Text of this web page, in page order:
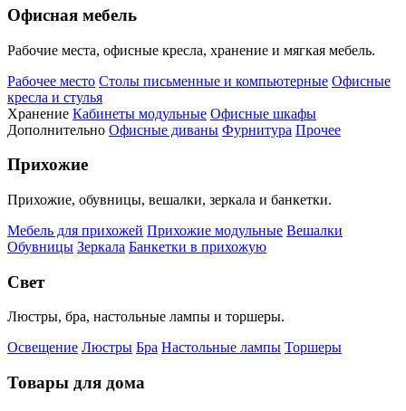
Офисная мебель
Рабочие места, офисные кресла, хранение и мягкая мебель.
Рабочее место Столы письменные и компьютерные Офисные
кресла и стулья
Хранение Кабинеты модульные Офисные шкафы
Дополнительно Офисные диваны Фурнитура Прочее
Прихожие
Прихожие, обувницы, вешалки, зеркала и банкетки.
Мебель для прихожей Прихожие модульные Вешалки
Обувницы Зеркала Банкетки в прихожую
Свет
Люстры, бра, настольные лампы и торшеры.
Освещение Люстры Бра Настольные лампы Торшеры
Товары для дома